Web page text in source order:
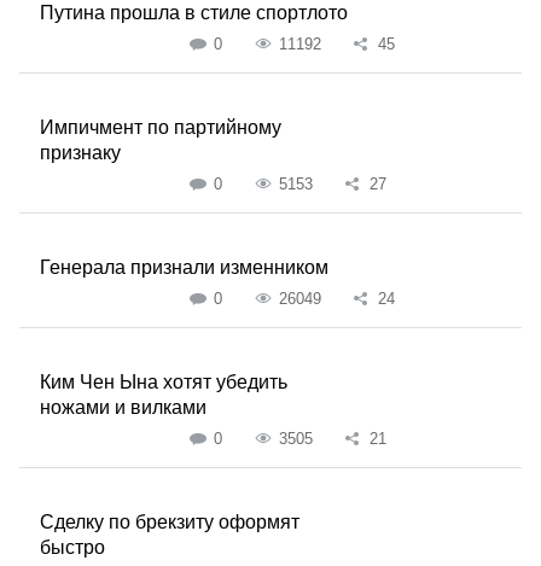
Путина прошла в стиле спортлото
0 11192 45
Импичмент по партийному
признаку
0 5153 27
Генерала признали изменником
0 26049 24
Ким Чен Ына хотят убедить
ножами и вилками
0 3505 21
Сделку по брекзиту оформят
быстро